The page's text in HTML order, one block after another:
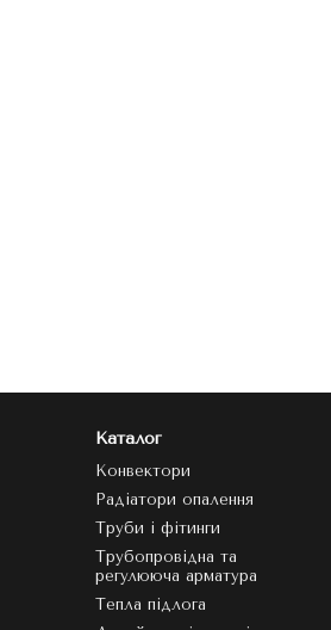
Каталог
Конвектори
Радіатори опалення
Труби і фітинги
Трубопровідна та
регулююча арматура
Тепла підлога